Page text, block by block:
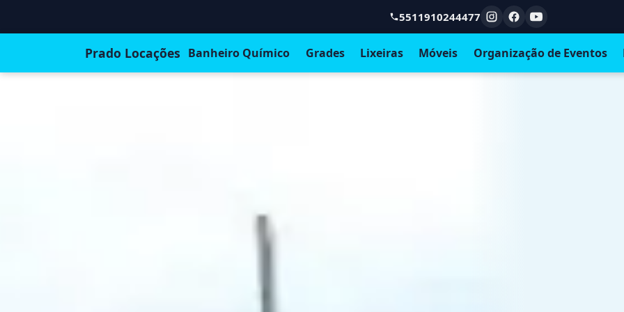
5511910244477
Prado Locações Banheiro Químico Grades Lixeiras Móveis Organização de Eventos